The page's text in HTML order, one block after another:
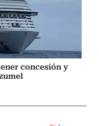
concesión y